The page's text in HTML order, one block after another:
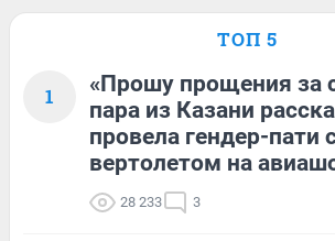
ТОП 5
1
«Прошу прощения за
пара из Казани
провела гендер-пати
вертолетом на
28 233 3